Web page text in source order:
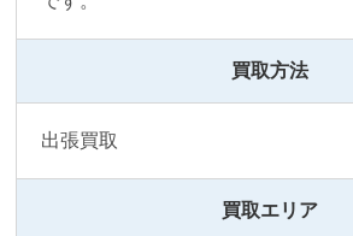
買取方法
出張買取
買取エリア